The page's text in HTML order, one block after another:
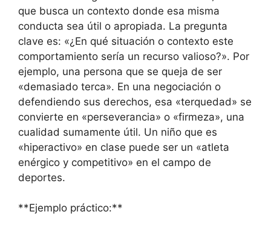
que busca un contexto donde esa misma
conducta sea útil o apropiada. La pregunta
clave es: «¿En qué situación o contexto este
comportamiento sería un recurso valioso?». Por
ejemplo, una persona que se queja de ser
«demasiado terca». En una negociación o
defendiendo sus derechos, esa «terquedad» se
convierte en «perseverancia» o «firmeza», una
cualidad sumamente útil. Un niño que es
«hiperactivo» en clase puede ser un «atleta
enérgico y competitivo» en el campo de
deportes.
**Ejemplo práctico:**